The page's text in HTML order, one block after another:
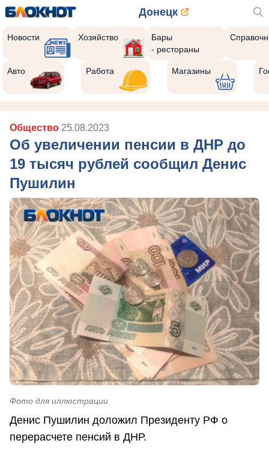
Донецк
Новости Хозяйство
Бары
- рестораны
Авто Работа Магазины
Общество 25.08.2023
Об увеличении пенсии в ДНР до
19 тысяч рублей сообщил Денис
Пушилин
Фото для иллюстрации
Денис Пушилин доложил Президенту РФ о
перерасчете пенсий в ДНР.